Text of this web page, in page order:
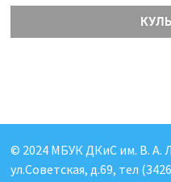
© 2024 МБУК ДКиС им. В. А.
ул.Советская, д.69, тел